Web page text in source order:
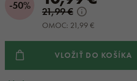
-50%
21,99 €
OMOC: 21,99 €
VLOŽIŤ DO KOŠÍKA